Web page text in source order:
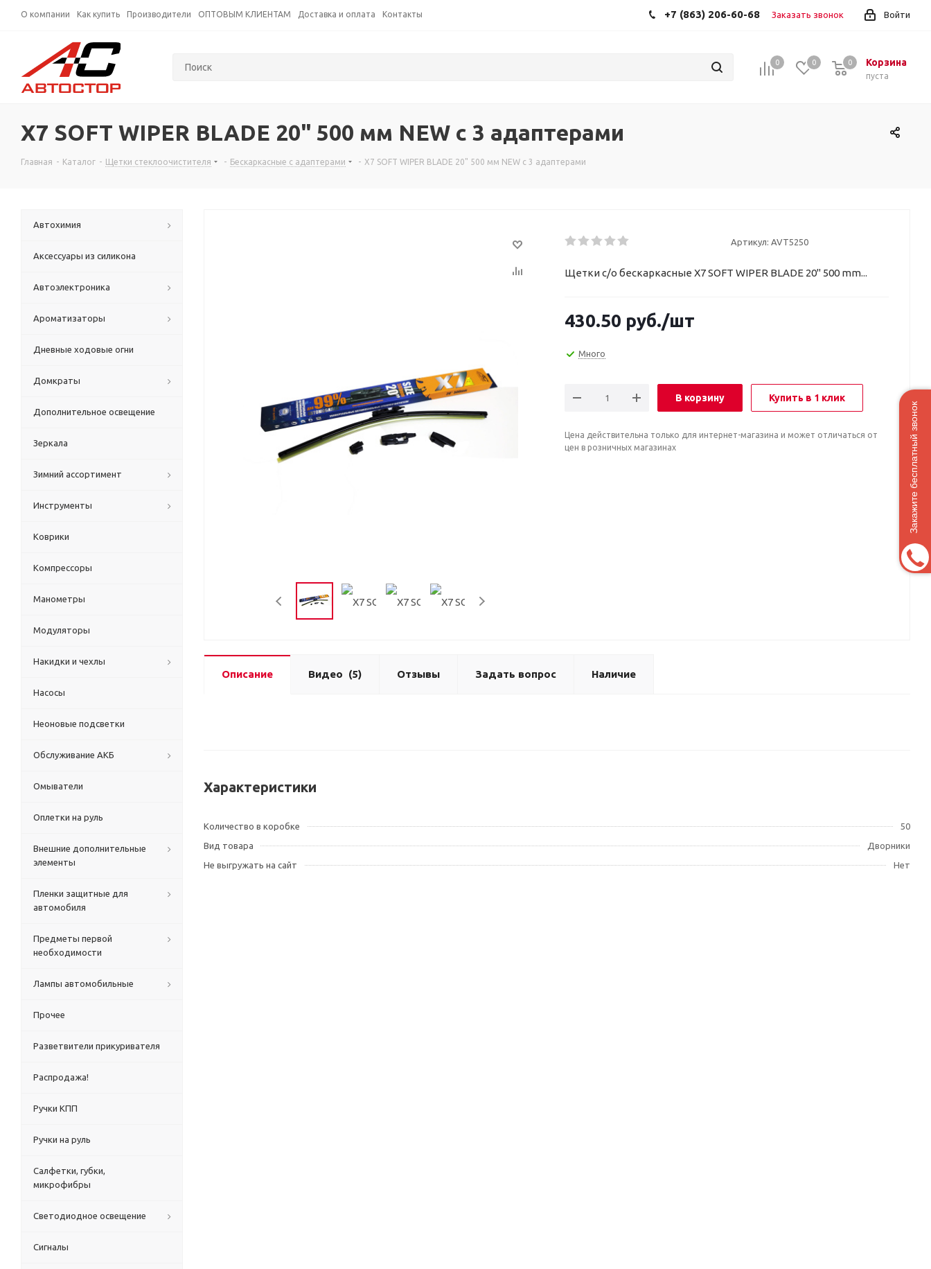
О компании Как купить Производители ОПТОВЫМ КЛИЕНТАМ Доставка и оплата Контакты Войти
+7 (863) 206-60-68 Заказать звонок
0 0 Корзина
пуста
0
Х7 SOFT WIPER BLADE 20" 500 мм NEW с 3 адаптерами
Главная - Каталог - Щетки стеклоочистителя - Бескаркасные с адаптерами - Х7 SOFT WIPER BLADE 20" 500 мм NEW с 3 адаптерами
Артикул: AVT5250
Щетки с/о бескаркасные Х7 SOFT WIPER BLADE 20" 500 mm...
430.50 руб./шт
Много
В корзину Купить в 1 клик
Цена действительна только для интернет-магазина и может отличаться от
цен в розничных магазинах
Описание Видео (5) Отзывы Задать вопрос Наличие
Характеристики
Количество в коробке
50
Вид товара
Дворники
Не выгружать на сайт
Нет
Автохимия
Аксессуары из силикона
Автоэлектроника
Ароматизаторы
Дневные ходовые огни
Домкраты
Дополнительное освещение
Зеркала
Зимний ассортимент
Инструменты
Коврики
Компрессоры
Манометры
Модуляторы
Накидки и чехлы
Насосы
Неоновые подсветки
Обслуживание АКБ
Омыватели
Оплетки на руль
Внешние дополнительные
элементы
Пленки защитные для
автомобиля
Предметы первой
необходимости
Лампы автомобильные
Прочее
Разветвители прикуривателя
Распродажа!
Ручки КПП
Ручки на руль
Салфетки, губки,
микрофибры
Светодиодное освещение
Сигналы
Закажите бесплатный звонок